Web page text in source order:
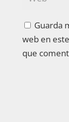
Guarda
web en
que